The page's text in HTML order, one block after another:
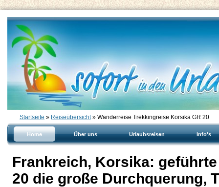
Startseite » Reiseübersicht» Wanderreise Trekkingreise Korsika GR 20
Home Über uns Urlaubsreisen Info's
Frankreich, Korsika:
20 die große Durchquerung,